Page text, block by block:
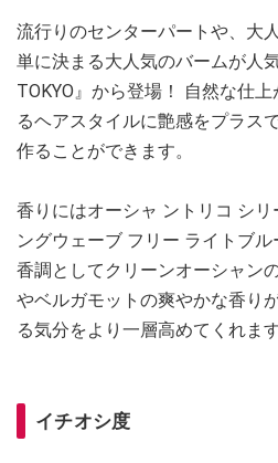
流行りのセンターパートや、大
単に決まる大人気のバームが人
TOKYO』から登場！ 自然な仕
るヘアスタイルに艶感をプラス
作ることができます。
香りにはオーシャ ントリコ シ
ングウェーブ フリー ライトブ
香調としてクリーンオーシャン
やベルガモットの爽やかな香り
る気分をより一層高めてくれます
イチオシ度